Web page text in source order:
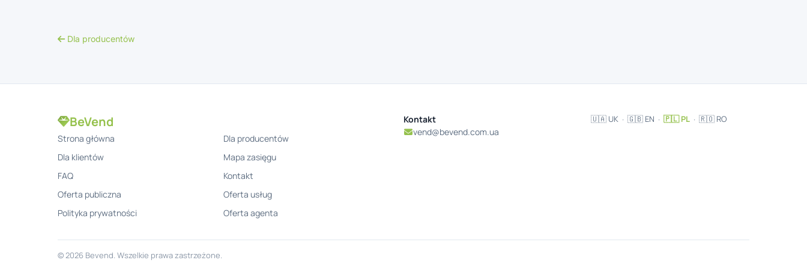
Dla producentów
BeVend
Strona główna
Dla producentów
Dla klientów
Mapa zasięgu
FAQ
Kontakt
Oferta publiczna
Oferta usług
Polityka prywatności
Oferta agenta
Kontakt
vend@bevend.com.ua
🇺🇦 UK · 🇬🇧 EN · 🇵🇱 PL · 🇷🇴 RO
© 2026 Bevend. Wszelkie prawa zastrzeżone.